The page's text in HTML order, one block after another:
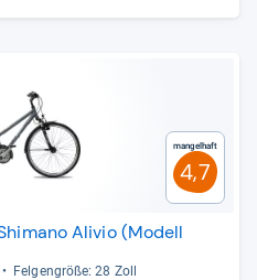
Mangelhaft
4,7
Alivio (Modell
Fel­gen­größe: 28 Zoll